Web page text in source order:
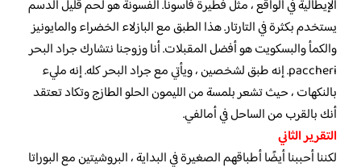
الإيطالية في الواقع ، مثل فطيرة فاسونا. الفسونة هو لحم قليل الدسم
يستخدم بكثرة في التارتار. هذا الطبق مع البازلاء الخضراء والمايونيز
والكمأ والبسكويت هو أفضل المقبلات. أنا وزوجنا نتشارك جراد البحر
paccheri. إنه طبق لشخصين ، ويأتي مع جراد البحر كله. إنه مليء
بالنكهات ، حيث تشعر بلمسة من الليمون الحلو الطازج وتكاد تعتقد
أنك بالقرب من الساحل في أمالفي.
التقرير الثاني
لكننا أحببنا أيضًا أطباقهم الصغيرة في البداية ، البروشيتين مع البوراتا